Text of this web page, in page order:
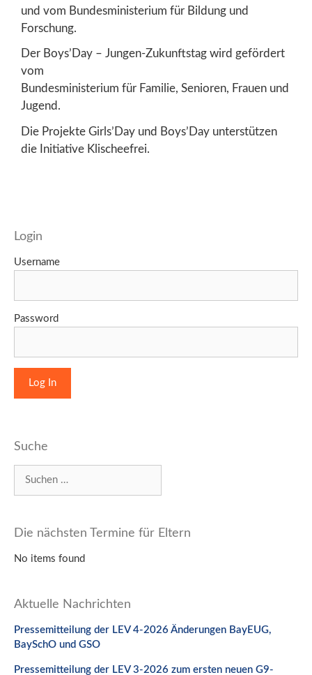
und vom Bundesministerium für Bildung und
Forschung.
Der Boys’Day – Jungen-Zukunftstag wird gefördert
vom
Bundesministerium für Familie, Senioren, Frauen und
Jugend.
Die Projekte Girls’Day und Boys’Day unterstützen
die Initiative Klischeefrei.
Login
Username
Password
Suche
Die nächsten Termine für Eltern
No items found
Aktuelle Nachrichten
Pressemitteilung der LEV 4-2026 Änderungen BayEUG,
BaySchO und GSO
Pressemitteilung der LEV 3-2026 zum ersten neuen G9-